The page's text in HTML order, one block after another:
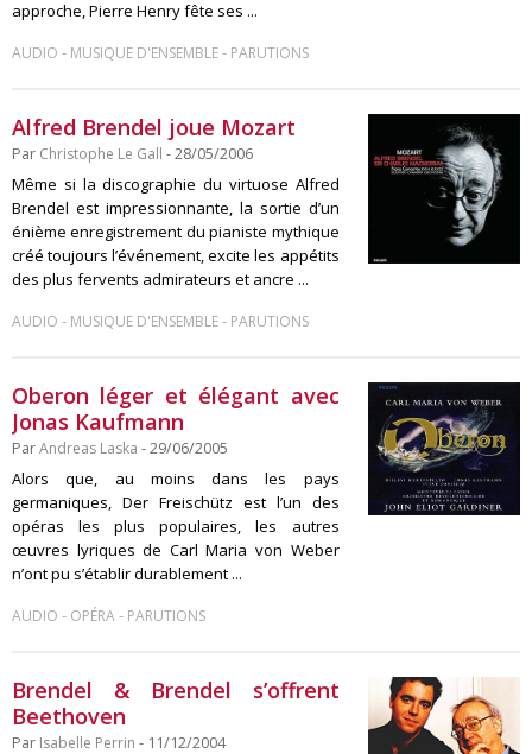
approche, Pierre Henry fête ses ...
AUDIO - MUSIQUE D'ENSEMBLE- PARUTIONS
Alfred Brendel joue Mozart
Par Christophe Le Gall - 28/05/2006
Même si la discographie du virtuose Alfred
Brendel est impressionnante, la sortie d’un
énième enregistrement du pianiste mythique
créé toujours l’événement, excite les appétits
des plus fervents admirateurs et ancre ...
AUDIO - MUSIQUE D'ENSEMBLE- PARUTIONS
Oberon léger et élégant avec
Jonas Kaufmann
ParAndreas Laska - 29/06/2005
Alors que, au moins dans les pays
germaniques, Der Freischütz est l’un des
opéras les plus populaires, les autres
œuvres lyriques de Carl Maria von Weber
n’ont pu s’établir durablement ...
AUDIO - OPÉRA- PARUTIONS
Brendel & Brendel s’offrent
Beethoven
Par Isabelle Perrin - 11/12/2004